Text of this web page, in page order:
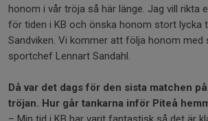
honom i vår tröja så här länge. Jag vill rikta
för tiden i KB och önska honom stort lycka
Sandviken. Vi kommer att följa honom med
sportchef Lennart Sandahl.
Då var det dags för den sista matchen
tröjan. Hur går tankarna inför Piteå